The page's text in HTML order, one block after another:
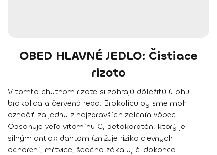
OBED HLAVNÉ JEDLO: Čistiace
rizoto
V tomto chutnom rizote si zohrajú dôležitú úlohu
brokolica a červená repa. Brokolicu by sme mohli
označiť za jednu z najzdravších zelenín vôbec.
Obsahuje veľa vitamínu C, betakarotén, ktorý je
silným antioxidantom (znižuje riziko cievnych
ochorení, mŕtvice, šedého zákalu, či dokonca